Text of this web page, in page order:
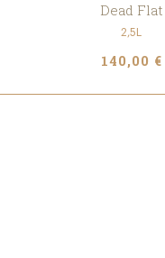
Dead Flat
2,5L
140,00 €